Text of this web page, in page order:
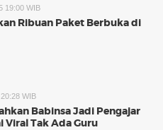
19:00 WIB
Ribuan Paket Berbuka di
WIB
Babinsa Jadi Pengajar
Viral Tak Ada Guru